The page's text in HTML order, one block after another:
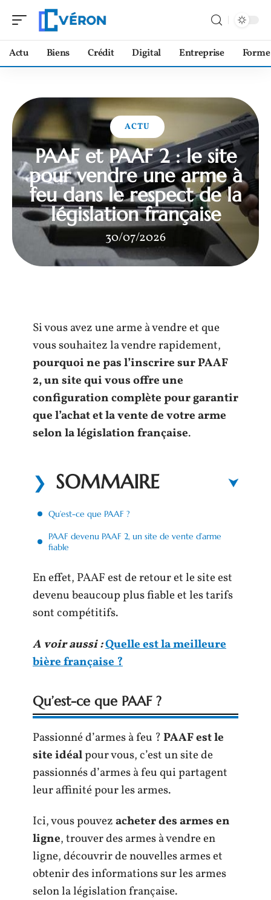
Actu Biens Crédit Digital Entreprise Forme
ACTU
PAAF et PAAF 2 : le site
pour vendre une arme à
feu dans le respect de la
législation française
30/07/2026
Si vous avez une arme à vendre et que
vous souhaitez la vendre rapidement,
pourquoi ne pas l’inscrire sur PAAF
2, un site qui vous offre une
configuration complète pour garantir
que l’achat et la vente de votre arme
selon la législation française.
SOMMAIRE
Qu’est-ce que PAAF ?
PAAF devenu PAAF 2, un site de vente d’arme
fiable
En effet, PAAF est de retour et le site est
devenu beaucoup plus fiable et les tarifs
sont compétitifs.
A voir aussi :Quelle est la meilleure
bière française ?
Qu’est-ce que PAAF ?
Passionné d’armes à feu ?PAAF est le
site idéalpour vous, c’est un site de
passionnés d’armes à feu qui partagent
leur affinité pour les armes.
Ici, vous pouvezacheter des armes en
ligne, trouver des armes à vendre en
ligne, découvrir de nouvelles armes et
obtenir des informations sur les armes
selon la législation française.